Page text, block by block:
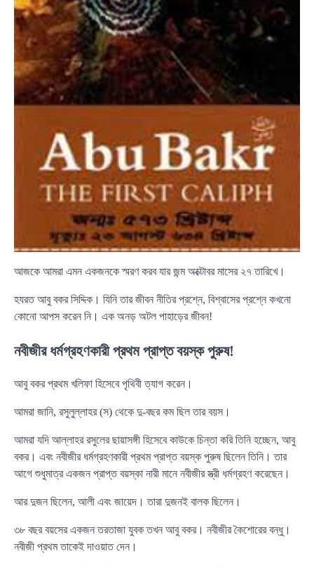
আজকে আমরা এমন একজনকে স্মরণ করব যার জন্ম অক্টোবর মাসের ২৭ তারিখে।
হযরত আবু বকর সিদ্দিক। যিনি তার জীবন নীতির প্রশ্নে, বিশ্বাসের প্রশ্নে কখনো
কোনো আপস করেন নি। এক অনড় অটল পাহাড়ের জীবন!
নবীজীর ধর্মগ্রহণকারী প্রথম প্রাপ্ত বয়স্ক পুরুষ!
আবু বকর প্রথম খলিফা হিসেবে পৃথিবী ত্যাগ করেন।
আমরা জানি, রসুলুল্লাহর (স) থেকে দু-বছর কম ছিল তার বয়স।
আমরা যদি আল্লাহর রসুলের ছায়াসঙ্গী হিসেবে কাউকে চিন্তা করি তিনি হচ্ছেন, আবু
বকর। এবং নবীজীর ধর্মগ্রহণকারী প্রথম প্রাপ্ত বয়স্ক পুরুষ ছিলেন তিনি। তার
আগে শুধুমাত্র একজন প্রাপ্ত বয়স্কা নারী মানে নবীজীর স্ত্রী ধর্মগ্রহণ করেছেন।
আর দুজন ছিলেন, আলী এবং জায়েদ। তারা দুজনই বালক ছিলেন।
৩৮ বছর বয়সের একজন তরতাজা যুবক তখন আবু বকর। নবীজীর কৈশোরের বন্ধু।
নবীজী প্রথম তাকেই দাওয়াত দেন।